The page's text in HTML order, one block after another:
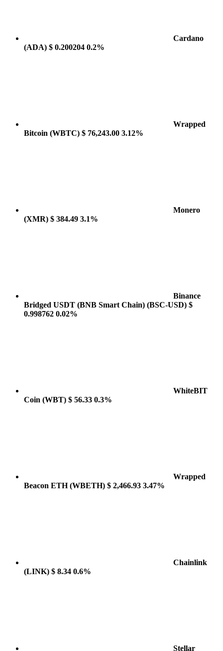
Cardano
(ADA) $ 0.200204 0.2%
Wrapped
Bitcoin (WBTC) $ 76,243.00 3.12%
Monero
(XMR) $ 384.49 3.1%
Binance
Bridged USDT (BNB Smart Chain) (BSC-USD) $
0.998762 0.02%
WhiteBIT
Coin (WBT) $ 56.33 0.3%
Wrapped
Beacon ETH(WBETH) $ 2,466.93 3.47%
Chainlink
(LINK) $ 8.34 0.6%
Stellar